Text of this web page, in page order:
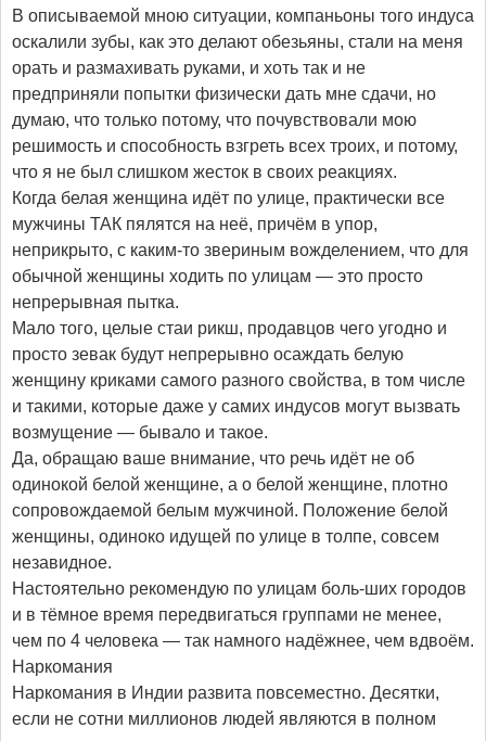
В описываемой мною ситуации, компаньоны того индуса
оскалили зубы, как это делают обезьяны, стали на меня
орать и размахивать руками, и хоть так и не
предприняли попытки физически дать мне сдачи, но
думаю, что только потому, что почувствовали мою
решимость и способность взгреть всех троих, и потому,
что я не был слишком жесток в своих реакциях.
Когда белая женщина идёт по улице, практически все
мужчины ТАК пялятся на неё, причём в упор,
неприкрыто, с каким-то звериным вожделением, что для
обычной женщины ходить по улицам — это просто
непрерывная пытка.
Мало того, целые стаи рикш, продавцов чего угодно и
просто зевак будут непрерывно осаждать белую
женщину криками самого разного свойства, в том числе
и такими, которые даже у самих индусов могут вызвать
возмущение — бывало и такое.
Да, обращаю ваше внимание, что речь идёт не об
одинокой белой женщине, а о белой женщине, плотно
сопровождаемой белым мужчиной. Положение белой
женщины, одиноко идущей по улице в толпе, совсем
незавидное.
Настоятельно рекомендую по улицам боль-ших городов
и в тёмное время передвигаться группами не менее,
чем по 4 человека — так намного надёжнее, чем вдвоём.
Наркомания
Наркомания в Индии развита повсеместно. Десятки,
если не сотни миллионов людей являются в полном